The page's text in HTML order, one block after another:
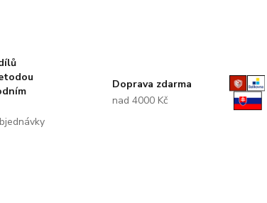
Doprava zdarma
nad 4000 Kč